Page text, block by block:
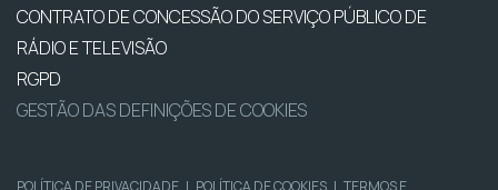
CONTRATO DE CONCESSÃO DO SERVIÇO PÚBLICO DE
RÁDIO E TELEVISÃO
RGPD
GESTÃO DAS DEFINIÇÕES DE COOKIES